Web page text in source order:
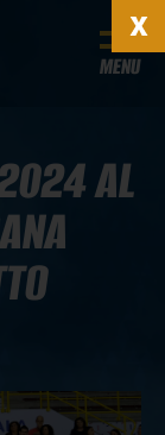
MENU
AL